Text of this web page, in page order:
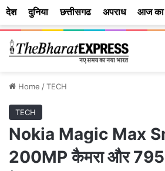
Home /TECH
TECH
Nokia Magic Max
200MP कैमरा और
देश दुनिया छत्तीसगढ अपराध आज का